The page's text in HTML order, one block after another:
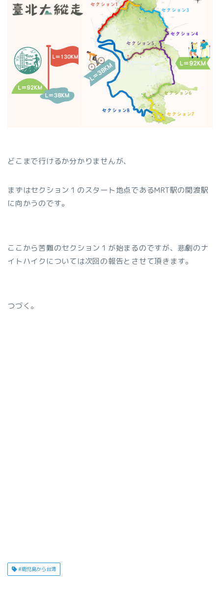
どこまで行けるか分かりませんが、
まずはセクション１のスタート地点であるMRT駅の関渡駅
に向かうのです。
ここから苦難のセクション１が始まるのですが、悲劇のナ
イトハイクについては次回の報告とさせて頂きます。
つづく。
#鹿児島から台湾